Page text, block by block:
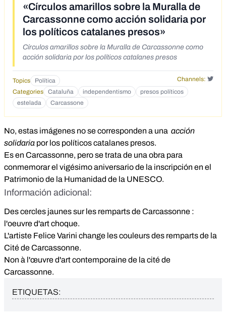
«Círculos amarillos sobre la Muralla de
Carcassonne como acción solidaria por
los políticos catalanes presos»
Círculos amarillos sobre la Muralla de Carcassonne como
acción solidaria por los políticos catalanes presos
Topics Política
Channels:
Categories
Cataluña independentismo
presos políticos
estelada
Carcassone
No, estas imágenes no se corresponden a una acción
solidaria por los políticos catalanes presos.
Es en Carcassonne, pero se trata de una obra para
conmemorar el vigésimo aniversario de la inscripción en el
Patrimonio de la Humanidad de la UNESCO.
Información adicional:
Des cercles jaunes sur les remparts de Carcassonne :
l'oeuvre d'art choque.
L'artiste Felice Varini change les couleurs des remparts de la
Cité de Carcassonne.
Non à l'œuvre d'art contemporaine de la cité de
Carcassonne.
ETIQUETAS: